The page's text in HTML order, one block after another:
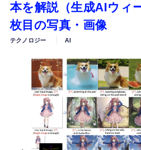
ゲーム
公式ストア
FOLLOW US
本を解説（生成AIウィ
枚目の写真・画像
テクノロジー AI